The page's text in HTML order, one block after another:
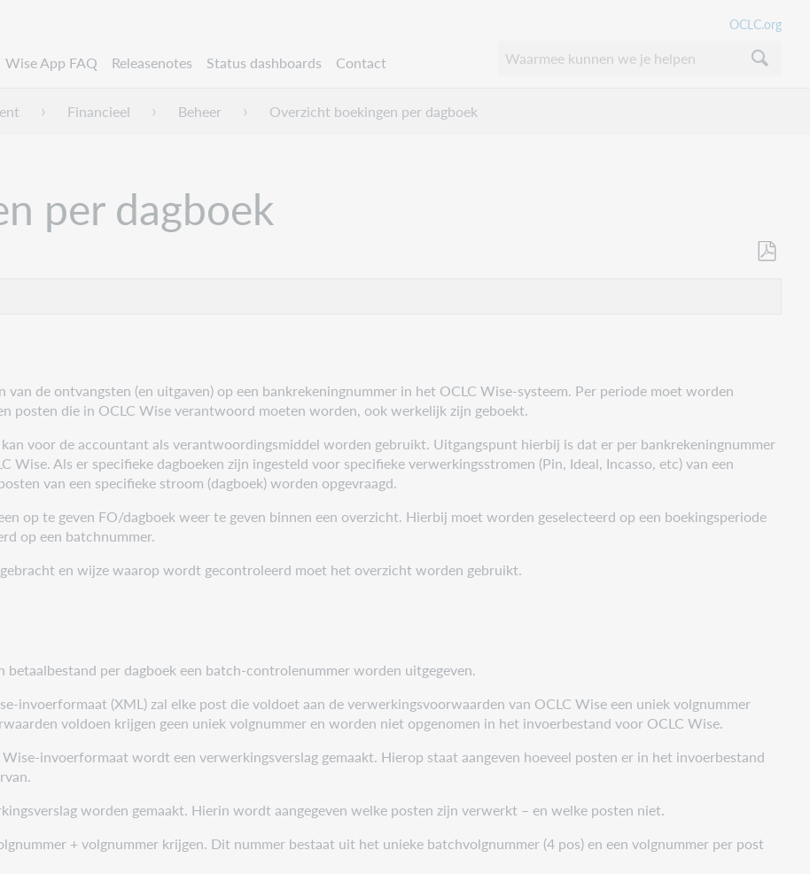
OCLC.org
Wise App FAQ Releasenotes Status dashboards Contact
Financieel Beheer Overzicht boekingen per dagboek
per dagboek
de ontvangsten (en uitgaven) op een bankrekeningnummer in het OCLC Wise-systeem. Per periode moet worden
posten die in OCLC Wise verantwoord moeten worden, ook werkelijk zijn geboekt.
voor de accountant als verantwoordingsmiddel worden gebruikt. Uitgangspunt hierbij is dat er per bankrekeningnummer
Wise. Als er specifieke dagboeken zijn ingesteld voor specifieke verwerkingsstromen (Pin, Ideal, Incasso, etc) van een
van een specifieke stroom (dagboek) worden opgevraagd.
op te geven FO/dagboek weer te geven binnen een overzicht. Hierbij moet worden geselecteerd op een boekingsperiode
op een batchnummer.
en wijze waarop wordt gecontroleerd moet het overzicht worden gebruikt.
per dagboek een batch-controlenummer worden uitgegeven.
invoerformaat (XML) zal elke post die voldoet aan de verwerkingsvoorwaarden van OCLC Wise een uniek volgnummer
voldoen krijgen geen uniek volgnummer en worden niet opgenomen in het invoerbestand voor OCLC Wise.
invoerformaat wordt een verwerkingsverslag gemaakt. Hierop staat aangeven hoeveel posten er in het invoerbestand
worden gemaakt. Hierin wordt aangegeven welke posten zijn verwerkt – en welke posten niet.
+ volgnummer krijgen. Dit nummer bestaat uit het unieke batchvolgnummer (4 pos) en een volgnummer per post